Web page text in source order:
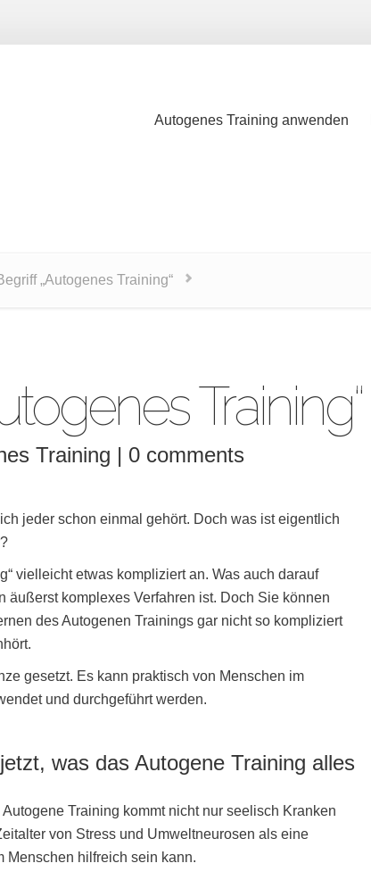
Autogenes Training anwenden
„Autogenes Training“
Training“
Training | 0 comments
jeder schon einmal gehört. Doch was ist eigentlich
vielleicht etwas kompliziert an. Was auch darauf
komplexes Verfahren ist. Doch Sie können
des Autogenen Trainings gar nicht so kompliziert
gesetzt. Es kann praktisch von Menschen im
und durchgeführt werden.
was das Autogene Training alles
Training kommt nicht nur seelisch Kranken
von Stress und Umweltneurosen als eine
Menschen hilfreich sein kann.